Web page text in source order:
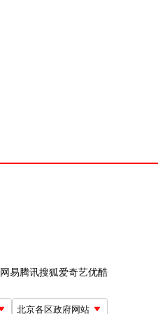
网易腾讯搜狐爱奇艺优酷
北京各区政府网站